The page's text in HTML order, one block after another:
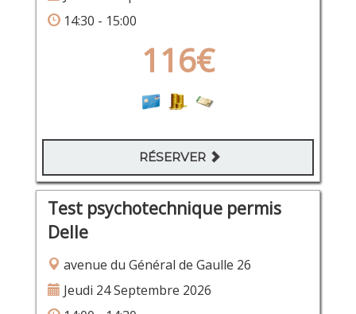
14:30 - 15:00
116€
RÉSERVER
Test psychotechnique permis
Delle
avenue du Général de Gaulle 26
Jeudi 24 Septembre 2026